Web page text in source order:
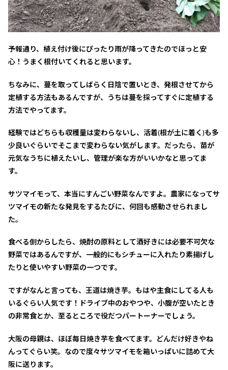
予報通り、植え付け後にぴったり雨が降ってきたのでほっと安
心！うまく根付いてくれると思います。
ちなみに、蔓を取ってしばらく日陰で置いとき、発根させてから
定植する方法もあるんですが、うちは蔓を採ってすぐに定植する
方法でやってます。
経験ではどちらも収穫量は変わらないし、活着(根が土に着く)も多
少良いぐらいでそこまで変わらない気がします。だったら、苗が
元気なうちに植えたいし、管理が楽な方がいいかなと思ってま
す。
サツマイモって、本当にすんごい野菜なんですよ。農家になってサ
ツマイモの新たな発見をするたびに、何回も感動させられまし
た。
食べる側からしたら、焼酎の原料として酒好きには必要不可欠な
野菜ではあるんですが、一般的にもシチューに入れたり素揚げし
たりと使いやすい野菜の一つです。
ですがなんと言っても、王道は焼き芋。もはや主食にしてる人も
いるぐらい人気です！ドライブ中のおやつや、小腹が空いたとき
の非常食とか、至るところで役だつパートーナーでしょう。
大阪の母親は、ほぼ毎日焼き芋を食べてます。どんだけ好きやね
んってぐらい笑。なので度々サツマイモを箱いっぱいに詰めて大
阪に送ります。